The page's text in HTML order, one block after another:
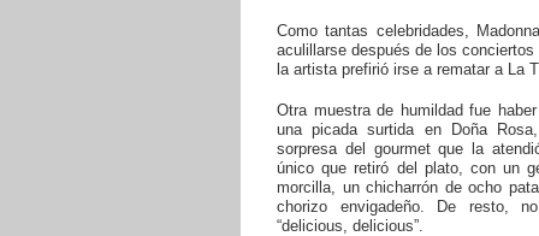
Como tantas celebridades,
aculillarse después de los
la artista prefirió irse a rematar a La
Otra muestra de humildad fue
una picada surtida en Doña
sorpresa del gourmet que la
único que retiró del plato, con un
morcilla, un chicharrón de ocho
chorizo envigadeño. De resto,
“delicious, delicious”.